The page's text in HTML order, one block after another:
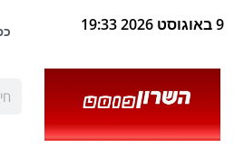
9 באוגוסט 2026 19:33